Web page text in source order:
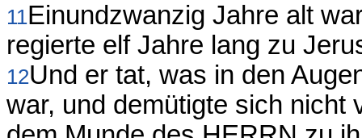
11Einundzwanzig Jahre alt
regierte elf Jahre lang zu
12Und er tat, was in den
war, und demütigte sich nicht